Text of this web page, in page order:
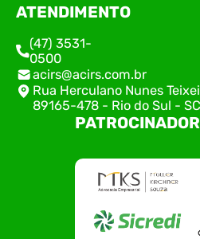
ATENDIMENTO
(47) 3531-
0500
acirs@acirs.com.br
Rua Herculano Nunes
89165-478 - Rio do Sul - SC